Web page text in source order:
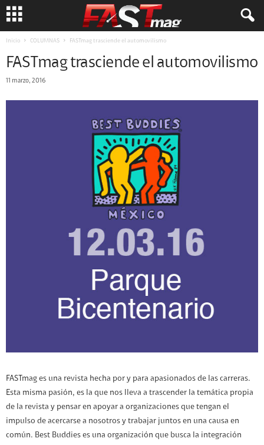
Inicio COLUMNAS FASTmag trasciende el automovilismo
FASTmag trasciende el automovilismo
11 marzo, 2016
FASTmag es una revista hecha por y para apasionados de las carreras.
Esta misma pasión, es la que nos lleva a trascender la temática propia
de la revista y pensar en apoyar a organizaciones que tengan el
impulso de acercarse a nosotros y trabajar juntos en una causa en
común. Best Buddies es una organización que busca la integración